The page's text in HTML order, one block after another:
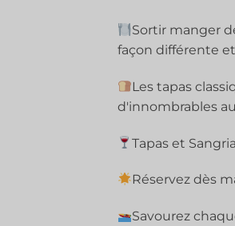
Sortir manger
façon différente
Les tapas
d'innombrables
Tapas et
Réservez dès
Savourez